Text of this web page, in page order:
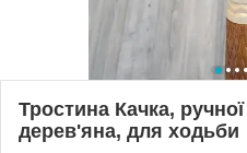
Тростина Качка,
дерев'яна, для ходьби